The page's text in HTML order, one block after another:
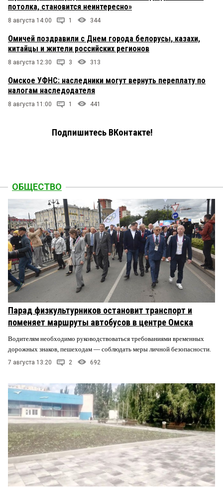
потолка, становится неинтересно»
8 августа 14:00 1 344
Омичей поздравили с Днем города белорусы, казахи,
китайцы и жители российских регионов
8 августа 12:30 3 313
Омское УФНС: наследники могут вернуть переплату по
налогам наследодателя
8 августа 11:00 1 441
Подпишитесь ВКонтакте!
ОБЩЕСТВО
Парад физкультурников остановит транспорт и
поменяет маршруты автобусов в центре Омска
Водителям необходимо руководствоваться требованиями временных
дорожных знаков, пешеходам — соблюдать меры личной безопасности.
7 августа 13:20 2 692